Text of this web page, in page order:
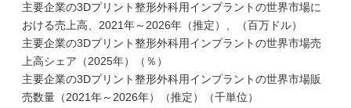
主要企業の3Dプリント整形外科用インプラントの世界市場に
おける売上高、2021年～2026年（推定）、（百万ドル）
主要企業の3Dプリント整形外科用インプラントの世界市場売
上高シェア（2025年）（％）
主要企業の3Dプリント整形外科用インプラントの世界市場販
売数量（2021年～2026年）（推定）（千単位）